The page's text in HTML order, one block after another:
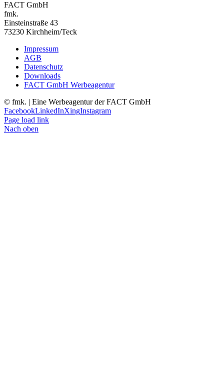
FACT GmbH
fmk.
Einsteinstraße 43
73230 Kirchheim/Teck
Impressum
AGB
Datenschutz
Downloads
FACT GmbH Werbeagentur
© fmk. | Eine Werbeagentur der FACT GmbH
FacebookLinkedInXingInstagram
Page load link
Nach oben